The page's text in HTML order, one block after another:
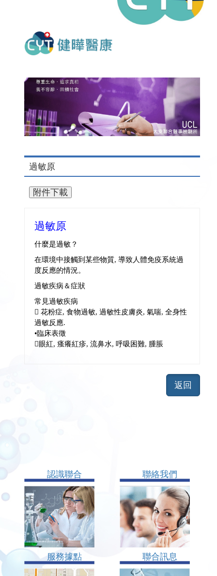
過敏原
過敏原
什麼是過敏？
在環境中接觸到某些物質, 導致人體免疫系統過
度反應的情況。
過敏疾病＆症狀
常見過敏疾病
 花粉症, 食物過敏, 過敏性皮膚炎, 氣喘, 全身性
過敏反應.
•臨床表徵
眼紅, 瘙癢紅疹, 流鼻水, 呼吸困難, 腫脹
認識聯合 聯絡我們
服務據點 聯合訊息